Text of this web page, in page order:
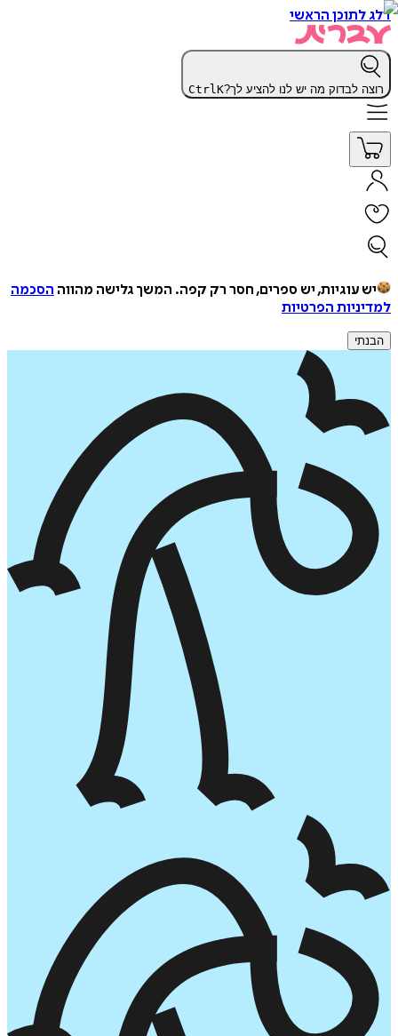
דלג לתוכן הראשי
רוצה לבדוק מה יש לנו להציע לך? CtrlK
יש עוגיות, יש ספרים, חסר רק קפה. המשך גלישה מהווה הסכמה
למדיניות הפרטיות
הבנתי